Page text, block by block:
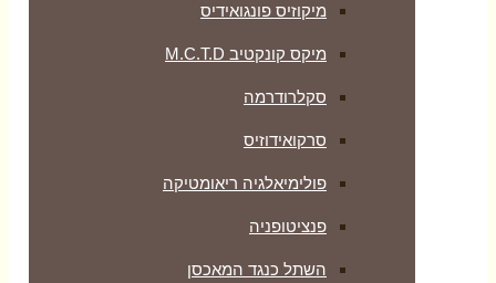
מיקוזיס פונגואידיס
מיקס קונקטיב M.C.T.D
סקלרודרמה
סרקואידוזיס
פולימיאלגיה ריאומטיקה
‏פנציטופניה
השתל כנגד המאכסן